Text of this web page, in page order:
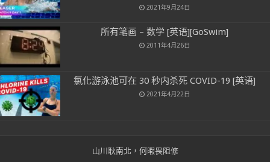
2021年9月24日
所有笔画 – 数学 [英语][GoSwim]
2011年4月26日
氯化游泳池可在 30 秒内杀死 COVID-19 [英语]
2021年4月22日
山川耿南北，何暇畏阻修